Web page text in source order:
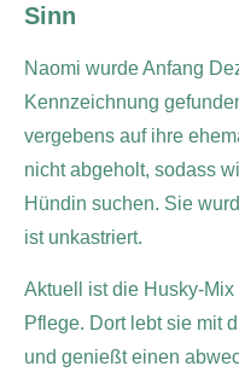
Sinn
Naomi wurde Anfang
Kennzeichnung
vergebens auf ihre
nicht abgeholt, sodass
Hündin suchen. Sie
ist unkastriert.
Aktuell ist die Husky-
Pflege. Dort lebt sie mit
und genießt einen